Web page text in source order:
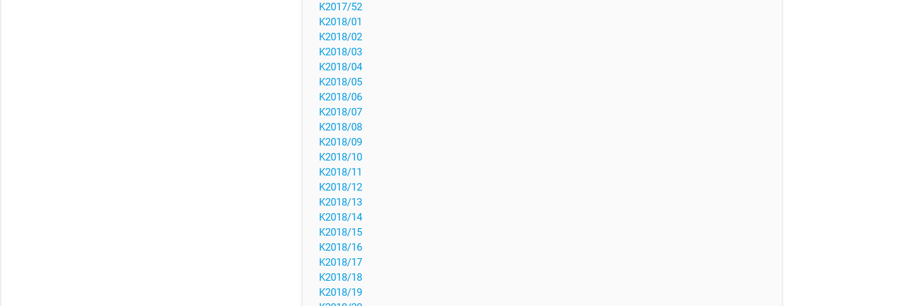
K2017/52
K2018/01
K2018/02
K2018/03
K2018/04
K2018/05
K2018/06
K2018/07
K2018/08
K2018/09
K2018/10
K2018/11
K2018/12
K2018/13
K2018/14
K2018/15
K2018/16
K2018/17
K2018/18
K2018/19